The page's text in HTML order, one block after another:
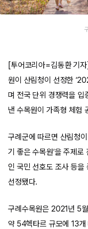
[투어코리아=김동환 기
원이 산림청이 선정한
며 전국 단위 경쟁력을 입
낸 수목원이 가족형 체험
구례군에 따르면 산림청
기 좋은 수목원’을 주제
인 국민 선호도 조사 등
선정됐다.
구례수목원은 2021년 5
약 54헥타르 규모에 13개